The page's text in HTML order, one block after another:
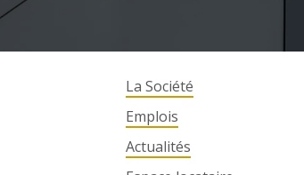
La Société
Emplois
Actualités